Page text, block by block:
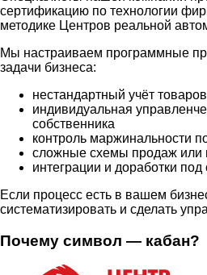
сертификацию по технологии
методике Центров реальной
Мы настраиваем программные
задачи бизнеса:
нестандартный учёт
индивидуальная
собственника
контроль маржинальности
сложные схемы продаж или
интеграции и доработки
Если процесс есть в вашем
систематизировать и сделать
Почему символ — кабан?